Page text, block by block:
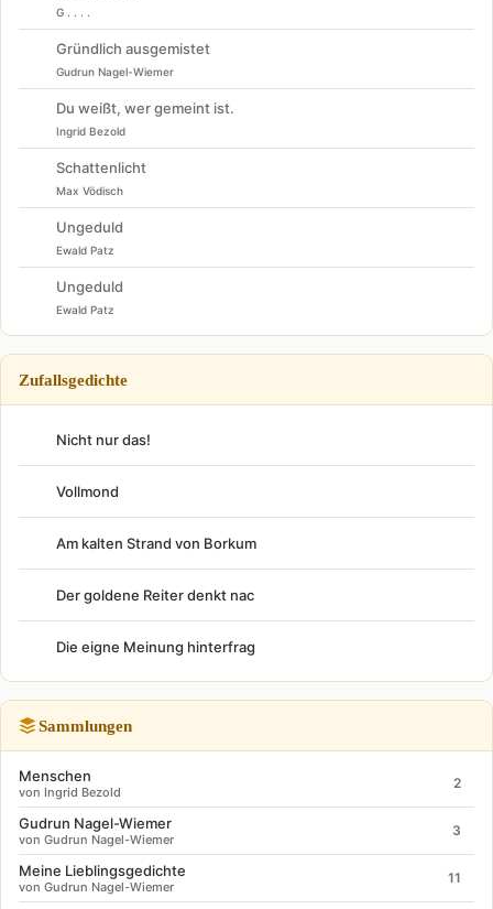
G . . . .
Gründlich ausgemistet
Gudrun Nagel-Wiemer
Du weißt, wer gemeint ist.
Ingrid Bezold
Schattenlicht
Max Vödisch
Ungeduld
Ewald Patz
Ungeduld
Ewald Patz
Zufallsgedichte
Nicht nur das!
Vollmond
Am kalten Strand von Borkum
Der goldene Reiter denkt nac
Die eigne Meinung hinterfrag
Sammlungen
Menschen
von Ingrid Bezold
2
Gudrun Nagel-Wiemer
von Gudrun Nagel-Wiemer
3
Meine Lieblingsgedichte
von Gudrun Nagel-Wiemer
11